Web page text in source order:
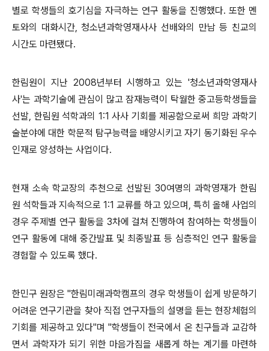
별로 학생들의 호기심을 자극하는 연구 활동을 진행했다. 또한 멘
토와의 대화시간, 청소년과학영재사사 선배와의 만남 등 친교의
시간도 마련됐다.
한림원이 지난 2008년부터 시행하고 있는 '청소년과학영재사
사'는 과학기술에 관심이 많고 잠재능력이 탁월한 중고등학생들을
선발, 한림원 석학과의 1:1 사사 기회를 제공함으로써 희망 과학기
술분야에 대한 학문적 탐구능력을 배양시키고 자기 동기화된 우수
인재로 양성하는 사업이다.
현재 소속 학교장의 추천으로 선발된 30여명의 과학영재가 한림
원 석학들과 지속적으로 1:1 교류를 하고 있으며, 특히 올해 사업의
경우 주제별 연구 활동을 3차에 걸쳐 진행하여 참여하는 학생들이
연구 활동에 대해 중간발표 및 최종발표 등 심층적인 연구 활동을
경험할 수 있도록 했다.
한민구 원장은 "한림미래과학캠프의 경우 학생들이 쉽게 방문하기
어려운 연구기관을 찾아 직접 연구자들의 설명을 듣는 현장체험의
기회를 제공하고 있다"며 "학생들이 전국에서 온 친구들과 교감하
면서 과학자가 되기 위한 마음가짐을 새롭게 하는 계기를 마련하